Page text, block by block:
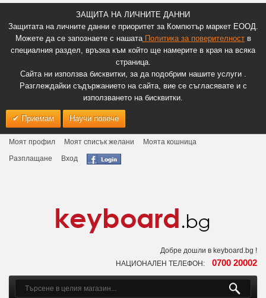
ЗАЩИТА НА ЛИЧНИТЕ ДАННИ
Защитата на личните данни е приоритет за Компютър маркет ЕООД.
Можете да се запознаете с нашатаПолитика за поверителноств
специалния раздел, връзка към който ще намерите в края на всяка
страница.
Сайта ни използва бисквитки, за да подобрим нашите услуги .
Разглеждайки съдържанието на сайта, вие се съгласявате и с
използването на бисквитки.
Приемам Научи повече
Моят профил Моят списък желани
Моята кошница
Разплащане
Вход
Добре дошли в keyboard.bg !
НАЦИОНАЛЕН ТЕЛЕФОН: 0700 20002